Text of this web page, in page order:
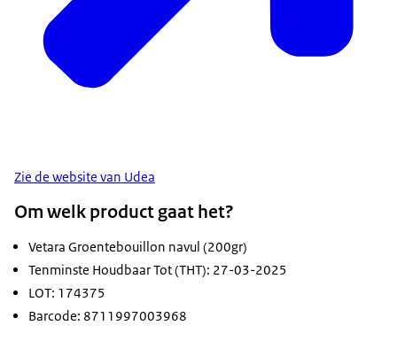
Zie de website van Udea
Om welk product gaat het?
Vetara Groentebouillon navul (200gr)
Tenminste Houdbaar Tot (THT): 27-03-2025
LOT: 174375
Barcode: 8711997003968